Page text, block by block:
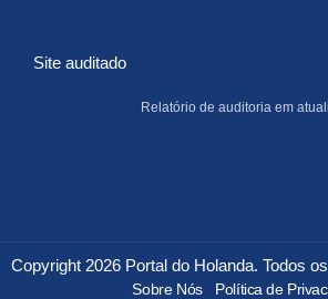
Site auditado
Relatório de auditoria em
Copyright 2026 Portal do Holanda. Todos
Sobre Nós Política de